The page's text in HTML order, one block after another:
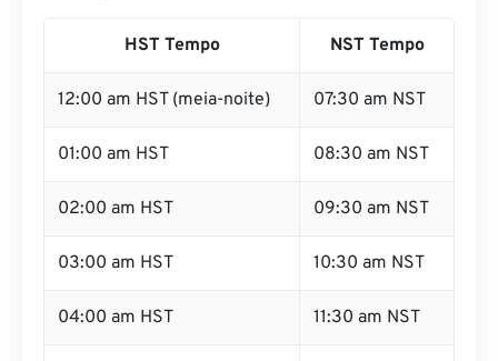
HST Tempo NST Tempo
12:00 am HST (meia-noite) 07:30 am NST
01:00 am HST 08:30 am NST
02:00 am HST 09:30 am NST
03:00 am HST 10:30 am NST
04:00 am HST 11:30 am NST